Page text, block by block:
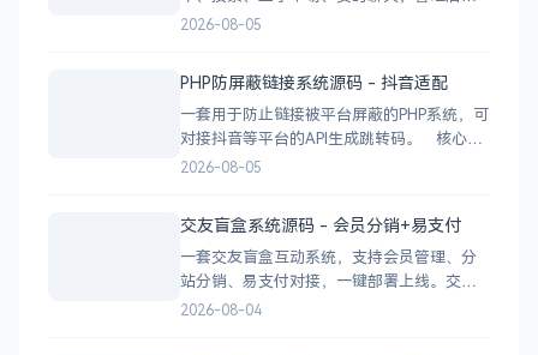
一应俱全。 前台功能 九宫格快捷菜单 +
情 小区投票：发起/参与/查看结果 邻里社区
2026-08-05
PHP防屏蔽链接系统源码 - 抖音适配
一套用于防止链接被平台屏蔽的PHP系统，可
对接抖音等平台的API生成跳转码。 核心功
能 多域名池智能切换，降低被拦截概率 对接
分析报表 技术栈 后端：PHP
2026-08-05
交友盲盒系统源码 - 会员分销+易支付
一套交友盲盒互动系统，支持会员管理、分
站分销、易支付对接，一键部署上线。交友
盲盒系统源码，支持会员系统、多商户分
2026-08-04